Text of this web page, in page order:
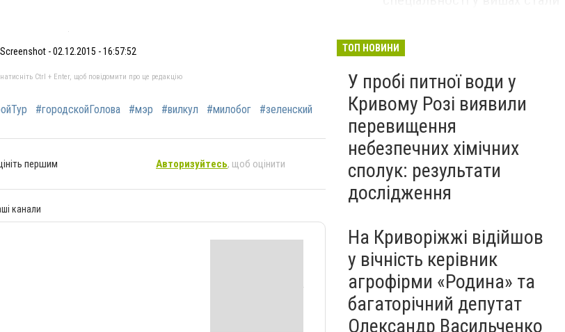
Screenshot - 02.12.2015 - 16:57:52
Ctrl + Enter, щоб повідомити про це редакцію
#городскойГолова #мэр #вилкул #милобог #зеленский
першим Авторизуйтесь, щоб оцінити
канали
ТОП НОВИНИ
У пробі питної води у
Кривому Розі виявили
перевищення
небезпечних хімічних
сполук: результати
дослідження
На Криворіжжі відійшов
у вічність керівник
агрофірми «Родина» та
багаторічний депутат
Олександр Васильченко